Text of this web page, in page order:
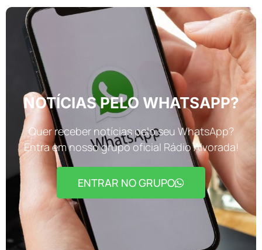
NOTÍCIAS PELO WHATSAPP?
Quer receber notícias pelo seu WhatsApp?
Entra em nosso grupo oficial Rádio Alvorada!
ENTRAR NO GRUPO